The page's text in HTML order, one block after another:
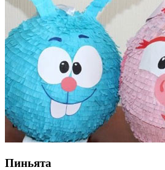
Пиньята